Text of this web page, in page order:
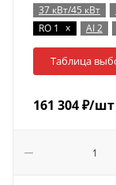
37 кВт/45 кВт
RO 1 x AI 2
Таблица
161 304₽/шт